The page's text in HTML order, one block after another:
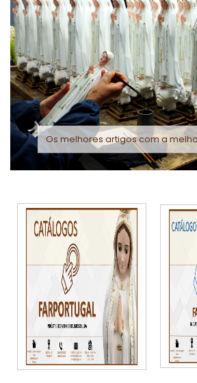
Os melhores artigos com a